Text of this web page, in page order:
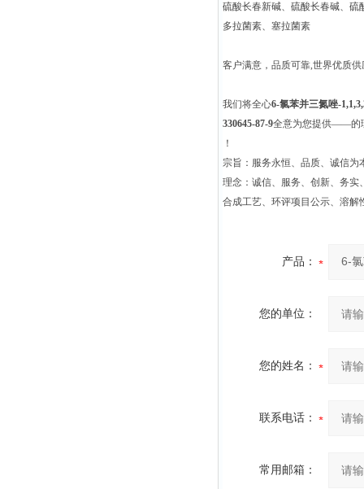
硫酸长春新碱、硫酸长春碱、硫
多拉菌素、塞拉菌素
客户满意，品质可靠,世界优质
我们将全心6-氯苯并三氮唑-
330645-87-9全意为您提供——的
！
宗旨：服务永恒、品质、诚信
理念：诚信、服务、创新、务实
合成工艺、环评项目公示、溶解
产品：
您的单位：
您的姓名：
联系电话：
常用邮箱：